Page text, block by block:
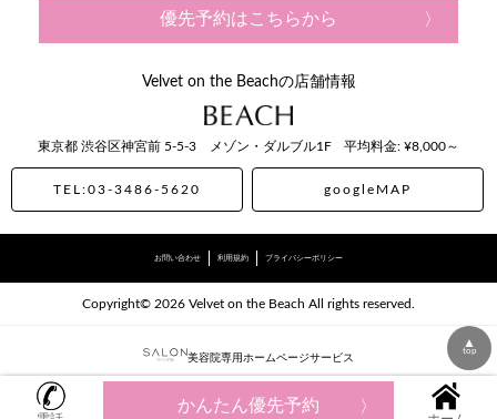
優先予約はこちらから
Velvet on the Beachの店舗情報
東京都 渋谷区神宮前 5-5-3 メゾン・ダルブル1F 平均料金: ¥8,000～
TEL:03-3486-5620 googleMAP
お問い合わせ 利用規約 プライバシーポリシー
Copyright© 2026 Velvet on the Beach All rights reserved.
美容院専用ホームページサービス
▲
top
かんたん優先予約